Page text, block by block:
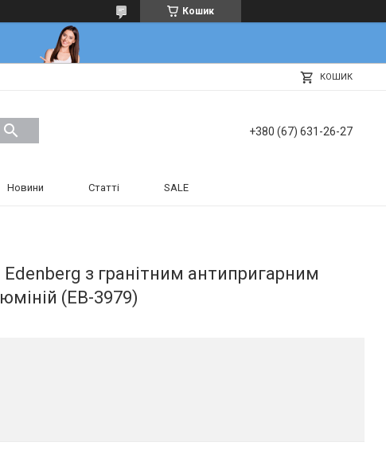
Кошик
КОШИК
+380 (67) 631-26-27
Новини Статті SALE
Edenberg з гранітним антипригарним
(EB-3979)